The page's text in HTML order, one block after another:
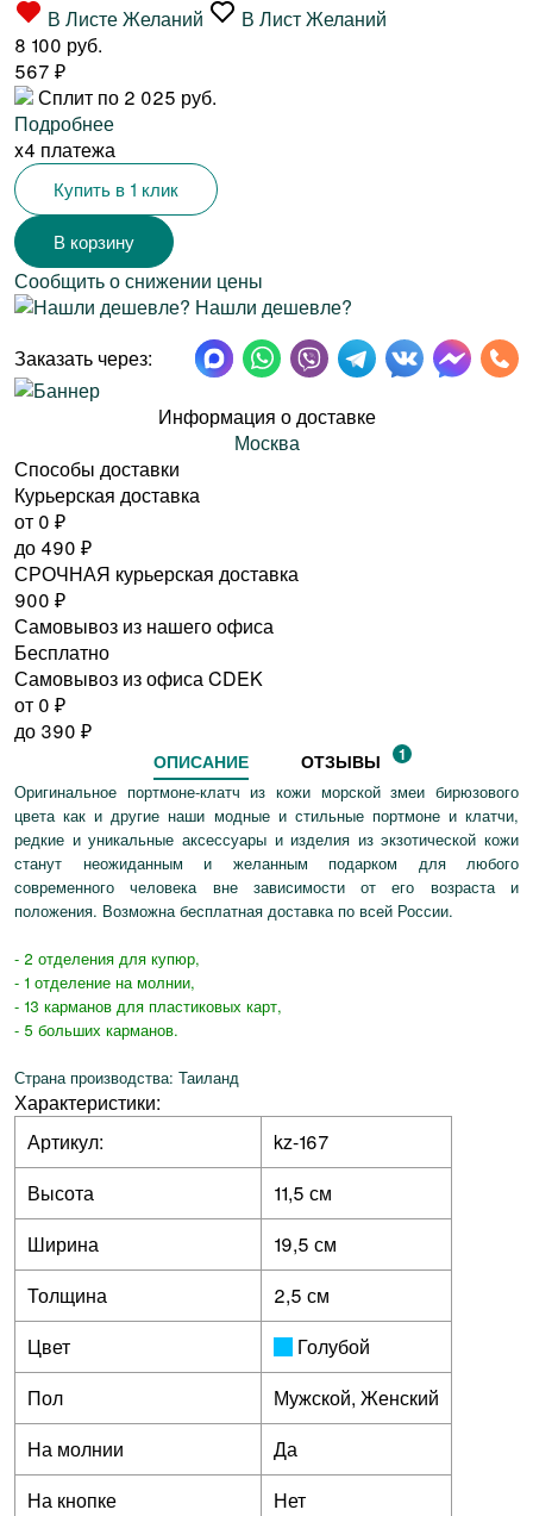
В Листе Желаний
В Лист Желаний
8 100 руб.
567 ₽
Сплит по 2 025 руб.
Подробнее
x4 платежа
Купить в 1 клик
Сообщить о снижении цены
Нашли дешевле?
Заказать через:
Информация о доставке
Москва
Способы доставки
Курьерская доставка
от 0 ₽
до 490 ₽
СРОЧНАЯ курьерская доставка
900 ₽
Самовывоз из нашего офиса
Бесплатно
Самовывоз из офиса CDEK
от 0 ₽
до 390 ₽
ОПИСАНИЕ ОТЗЫВЫ 1
Оригинальное портмоне-клатч из кожи морской змеи бирюзового
цвета как и другие наши модные и стильные портмоне и клатчи,
редкие и уникальные аксессуары и изделия из экзотической кожи
станут неожиданным и желанным подарком для любого
современного человека вне зависимости от его возраста и
положения. Возможна бесплатная доставка по всей России.
- 2 отделения для купюр,
- 1 отделение на молнии,
- 13 карманов для пластиковых карт,
- 5 больших карманов.
Страна производства: Таиланд
Характеристики:
Артикул:
kz-167
Высота
11,5 см
Ширина
19,5 см
Толщина
2,5 см
Цвет
Голубой
Пол
Мужской, Женский
На молнии
Да
На кнопке
Нет